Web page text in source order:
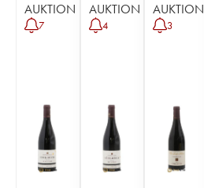
AUKTION
7
AUKTION
4
AUKTION
3